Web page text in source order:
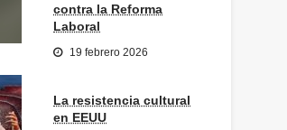
contra la Reforma
Laboral
19 febrero 2026
La resistencia cultural
en EEUU